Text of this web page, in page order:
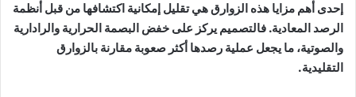
إحدى أهم مزايا هذه الزوارق هي تقليل إمكانية اكتشافها من قبل أنظمة
الرصد المعادية. فالتصميم يركز على خفض البصمة الحرارية والرادارية
والصوتية، ما يجعل عملية رصدها أكثر صعوبة مقارنة بالزوارق
التقليدية.